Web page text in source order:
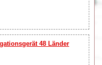
48 Länder